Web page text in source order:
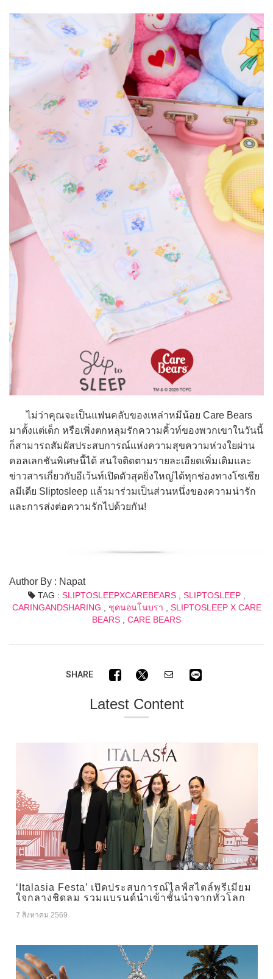
ไม่ว่าคุณจะเป็นแฟนคลับของเหล่าหมีน้อย Care Bears
มาตั้งแต่เด็ก หรือเพิ่งตกหลุมรักความคิ้วท์ของพวกเขาในวันนี้
ก็สามารถสัมผัสประสบการณ์แห่งความสุขความห่วงใยผ่าน
คอลเลกชันพิเศษนี้ได้ สนใจติดตามรายละเอียดเพิ่มเติมและ
ข่าวสารเกี่ยวกับอีเว้นท์เปิดตัวสุดยิ่งใหญ่ได้ทุกช่องทางโซเชีย
ลมีเดีย Sliptosleep แล้วมาร่วมเป็นส่วนหนึ่งของความน่ารัก
และการส่งต่อความรักไปด้วยกัน!
Author By : Napat
TAG : SLIPTOSLEEPXCAREBEARS, SLIPTOSLEEP,
CARINGANDSHARING
ชุดนอนโนบรา
SLIPTOSLEEP X CARE
BEARS
CARE BEARS
SHARE
Latest Content
‘Italasia Festa’ เปิดประสบการณ์ไลฟ์สไตล์พรีเมียม
ใจกลางชิดลม รวมแบรนด์นำเข้าชั้นนำจากทั่วโลก
7 สิงหาคม 2569